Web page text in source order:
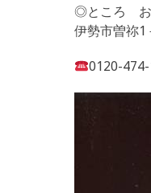
◎ところ
伊勢市曽祢1
0120-